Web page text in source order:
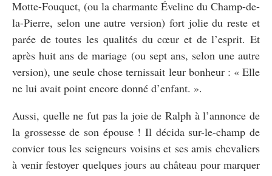
Motte-Fouquet, (ou la charmante Éveline du Champ-de-
la-Pierre, selon une autre version) fort jolie du reste et
parée de toutes les qualités du cœur et de l’esprit. Et
après huit ans de mariage (ou sept ans, selon une autre
version), une seule chose ternissait leur bonheur : « Elle
ne lui avait point encore donné d’enfant. ».
Aussi, quelle ne fut pas la joie de Ralph à l’annonce de
la grossesse de son épouse ! Il décida sur-le-champ de
convier tous les seigneurs voisins et ses amis chevaliers
à venir festoyer quelques jours au château pour marquer